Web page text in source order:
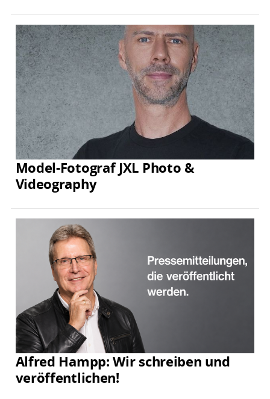
Model-Fotograf JXL Photo &
Videography
Alfred Hampp: Wir schreiben und
veröffentlichen!